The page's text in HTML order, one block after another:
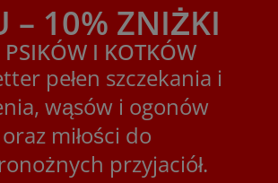
– 10% ZNIŻKI
I KOTKÓW
pełen szczekania i
wąsów i ogonów
oraz miłości do
przyjaciół.